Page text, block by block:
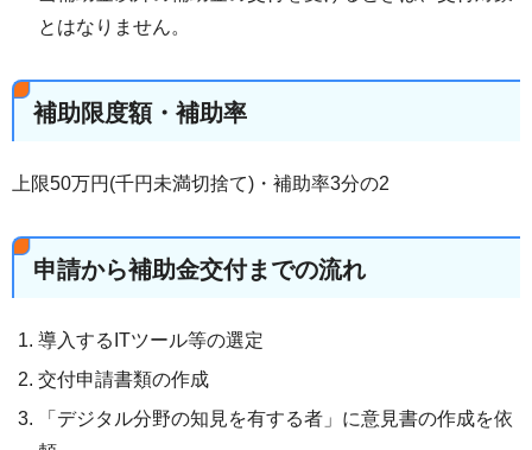
とはなりません。
補助限度額・補助率
上限50万円(千円未満切捨て)・補助率3分の2
申請から補助金交付までの流れ
導入するITツール等の選定
交付申請書類の作成
「デジタル分野の知見を有する者」に意見書の作成を依